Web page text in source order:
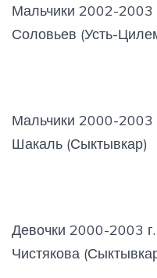
Мальчики 2002-2003
Соловьев (Усть-
Мальчики 2000-2003
Шакаль (Сыктывкар)
Девочки 2000-2003
Чистякова